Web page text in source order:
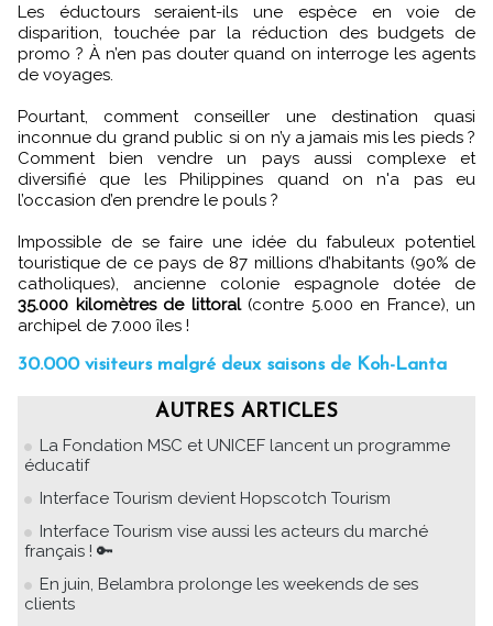
Les éductours seraient-ils une espèce en voie de
disparition, touchée par la réduction des budgets de
promo ? À n’en pas douter quand on interroge les agents
de voyages.
Pourtant, comment conseiller une destination quasi
inconnue du grand public si on n’y a jamais mis les pieds ?
Comment bien vendre un pays aussi complexe et
diversifié que les Philippines quand on n'a pas eu
l’occasion d’en prendre le pouls ?
Impossible de se faire une idée du fabuleux potentiel
touristique de ce pays de 87 millions d’habitants (90% de
catholiques), ancienne colonie espagnole dotée de
35.000 kilomètres de littoral(contre 5.000 en France), un
archipel de 7.000 îles !
30.000 visiteurs malgré deux saisons de Koh-Lanta
AUTRES ARTICLES
La Fondation MSC et UNICEF lancent un programme
éducatif
Interface Tourism devient Hopscotch Tourism
Interface Tourism vise aussi les acteurs du marché
français ! 🔑
En juin, Belambra prolonge les weekends de ses
clients